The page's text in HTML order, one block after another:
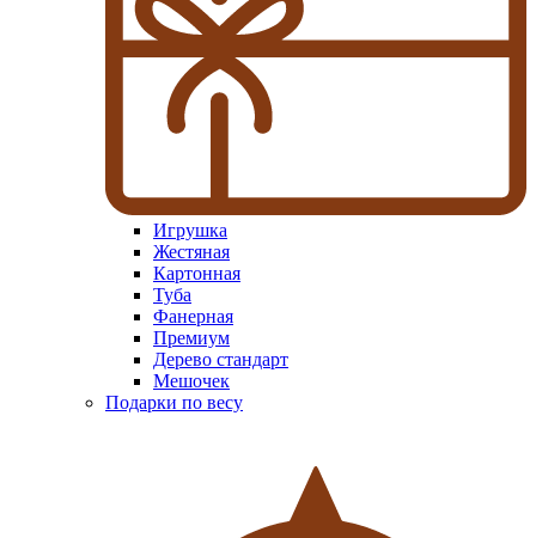
Игрушка
Жестяная
Картонная
Туба
Фанерная
Премиум
Дерево стандарт
Мешочек
Подарки по весу